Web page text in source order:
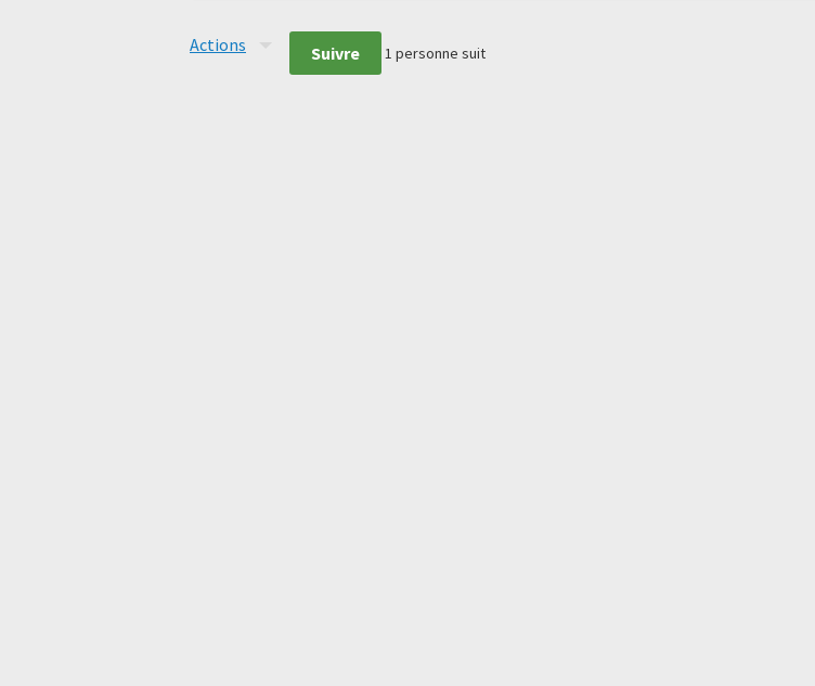
Actions Suivre 1 personne suit